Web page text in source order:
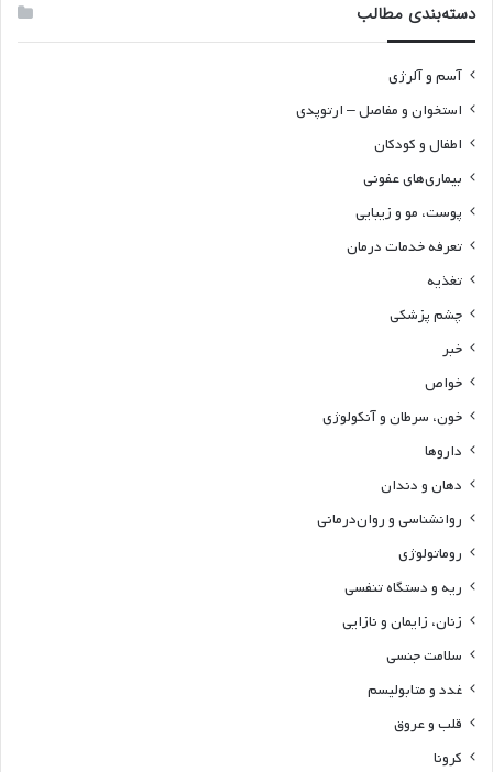
دسته‌بندی مطالب
آسم و آلرژی
استخوان و مفاصل – ارتوپدی
اطفال و کودکان
بیماری‌های عفونی
پوست، مو و زیبایی
تعرفه خدمات درمان
تغذیه
چشم پزشکی
خبر
خواص
خون، سرطان و آنکولوژی
داروها
دهان و دندان
روانشناسی و روان‌درمانی
روماتولوژی
ریه و دستگاه تنفسی
زنان، زایمان و نازایی
سلامت جنسی
غدد و متابولیسم
قلب و عروق
کرونا